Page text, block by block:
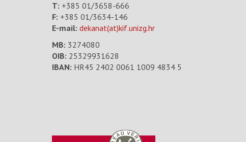
T: +385 01/3658-666
F: +385 01/3634-146
E-mail: dekanat(at)kif.unizg.hr
MB: 3274080
OIB: 25329931628
IBAN: HR45 2402 0061 1009 4834 5